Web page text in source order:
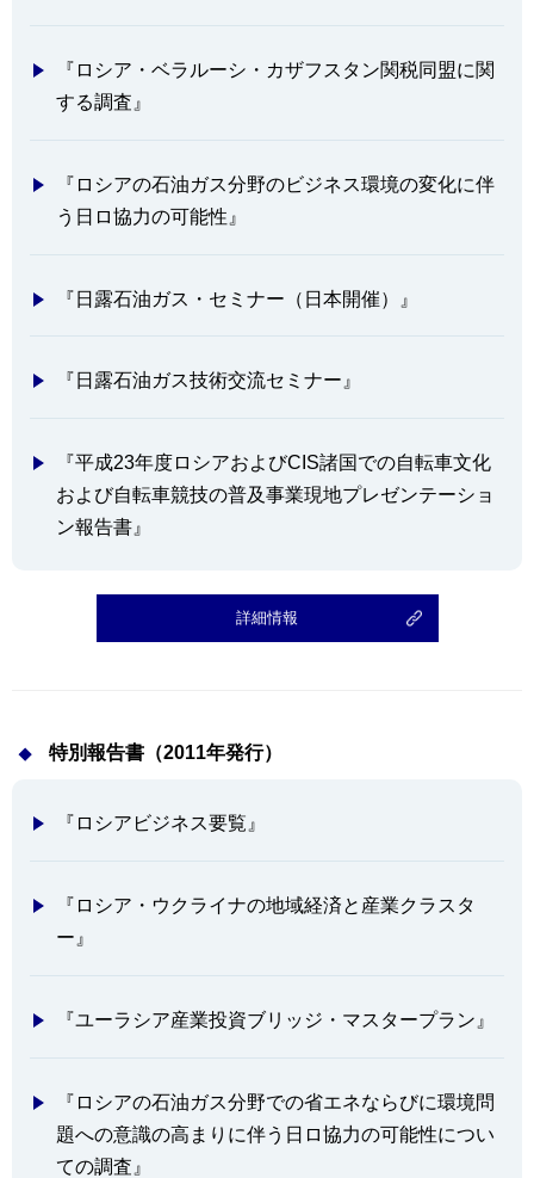
『ロシア・ベラルーシ・カザフスタン関税同盟に関
する調査』
『ロシアの石油ガス分野のビジネス環境の変化に伴
う日ロ協力の可能性』
『日露石油ガス・セミナー（日本開催）』
『日露石油ガス技術交流セミナー』
『平成23年度ロシアおよびCIS諸国での自転車文化
および自転車競技の普及事業現地プレゼンテーショ
ン報告書』
詳細情報
特別報告書（2011年発行）
『ロシアビジネス要覧』
『ロシア・ウクライナの地域経済と産業クラスタ
ー』
『ユーラシア産業投資ブリッジ・マスタープラン』
『ロシアの石油ガス分野での省エネならびに環境問
題への意識の高まりに伴う日ロ協力の可能性につい
ての調査』